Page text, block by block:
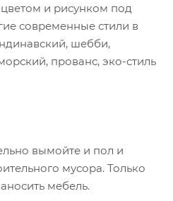
и рисунком под
современные стили в
шебби,
прованс, эко-стиль
вымойте и пол и
мусора. Только
мебель.